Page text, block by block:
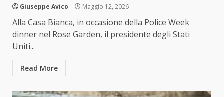
Giuseppe Avico Maggio 12, 2026
Alla Casa Bianca, in occasione della Police Week
dinner nel Rose Garden, il presidente degli Stati
Uniti...
Read More